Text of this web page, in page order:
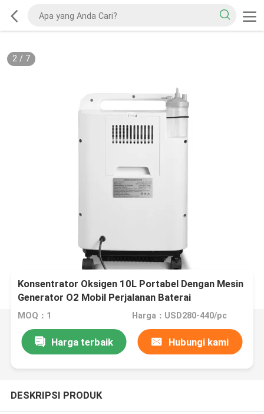
2/ 7
Konsentrator Oksigen 10L Portabel Dengan Mesin
Generator O2 Mobil Perjalanan Baterai
MOQ：1 Harga：USD280-440/pc
Harga terbaik Hubungi kami
DESKRIPSI PRODUK